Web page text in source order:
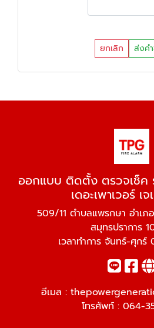
ยกเลิก ส่งค
ออกแบบ ติดตั้ง ตรวจเช็ค
เดอะเพาเวอร์ เ
509/11 ตำบลแพรกษา อำเภ
สมุทรปราการ
เวลาทำการ จันทร์-ศุก
อีเมล :
โทรศัพท์ : 064-